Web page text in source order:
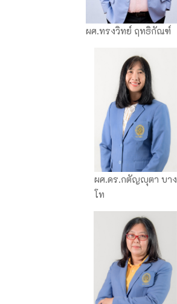
ผศ.ทรงวิทย์ ฤทธิกัณฑ์
ผศ.ดร.กตัญญุตา บาง
โท